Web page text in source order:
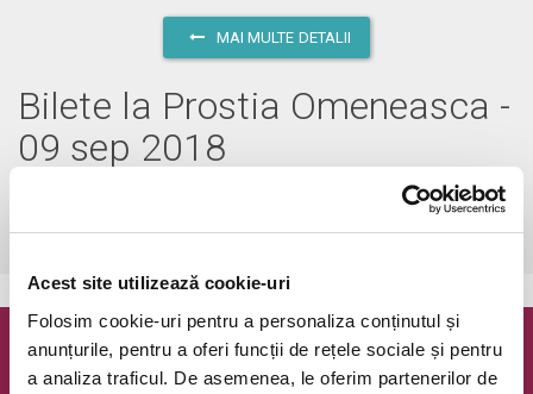
Acest site utilizează cookie-uri
Folosim cookie-uri pentru a personaliza conținutul și
anunțurile, pentru a oferi funcții de rețele sociale și pentru
a analiza traficul. De asemenea, le oferim partenerilor de
MAI MULTE DETALII
Bilete la Prostia Omeneasca -
09 sep 2018
Bucuresti, Teatrul Coquettevezi pe harta
Newsletter @ Bilete.ro